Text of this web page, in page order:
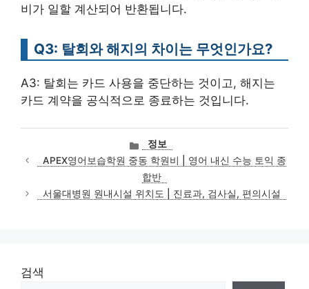
비가 일할 계산되어 반환됩니다.
Q3: 탈회와 해지의 차이는 무엇인가요?
A3: 탈회는 카드 사용을 중단하는 것이고, 해지는
카드 계약을 공식적으로 종료하는 것입니다.
카
테
고
리
정보
APEX영어보습학원 중동 학원비 | 영어 내신 수능 토익 종
합반
서울대병원 원내시설 위치도 | 진료과, 검사실, 편의시설
검색